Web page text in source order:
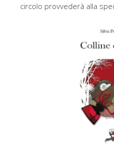
circolo provvederà alla